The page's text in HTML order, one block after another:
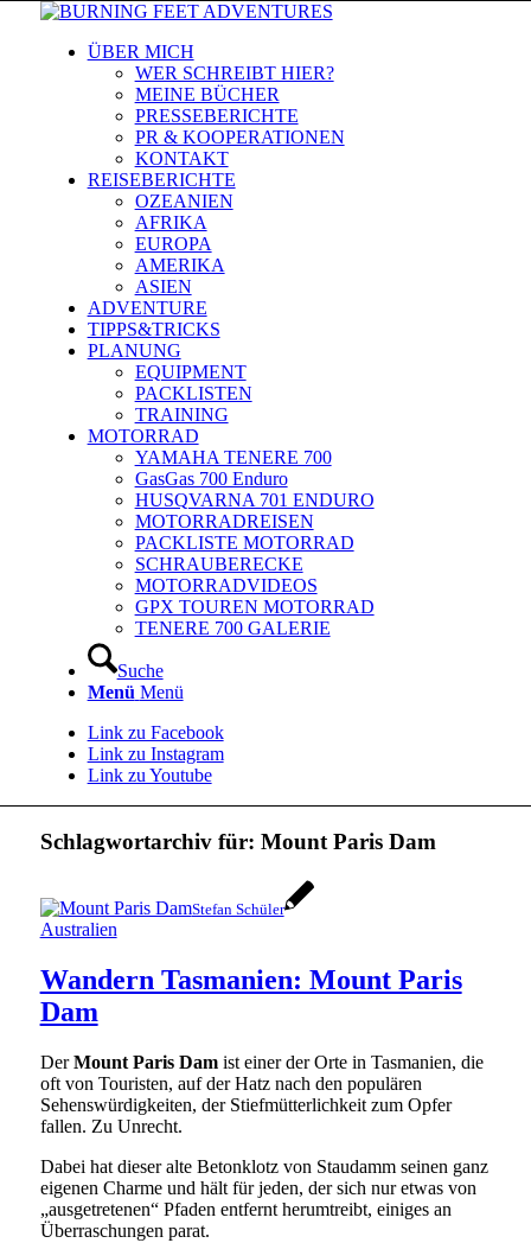
ÜBER MICH
WER SCHREIBT HIER?
MEINE BÜCHER
PRESSEBERICHTE
PR & KOOPERATIONEN
KONTAKT
REISEBERICHTE
OZEANIEN
AFRIKA
EUROPA
AMERIKA
ASIEN
ADVENTURE
TIPPS&TRICKS
PLANUNG
EQUIPMENT
PACKLISTEN
TRAINING
MOTORRAD
YAMAHA TENERE 700
GasGas 700 Enduro
HUSQVARNA 701 ENDURO
MOTORRADREISEN
PACKLISTE MOTORRAD
SCHRAUBERECKE
MOTORRADVIDEOS
GPX TOUREN MOTORRAD
TENERE 700 GALERIE
Suche
Menü Menü
Link zu Facebook
Link zu Instagram
Link zu Youtube
Schlagwortarchiv für: Mount Paris Dam
Stefan Schüler
Australien
Wandern Tasmanien: Mount Paris
Dam
DerMount Paris Damist einer der Orte in Tasmanien, die
oft von Touristen, auf der Hatz nach den populären
Sehenswürdigkeiten, der Stiefmütterlichkeit zum Opfer
fallen. Zu Unrecht.
Dabei hat dieser alte Betonklotz von Staudamm seinen ganz
eigenen Charme und hält für jeden, der sich nur etwas von
„ausgetretenen“ Pfaden entfernt herumtreibt, einiges an
Überraschungen parat.